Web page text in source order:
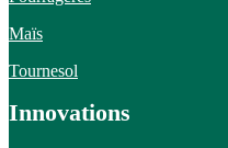
Maïs
Tournesol
Innovations